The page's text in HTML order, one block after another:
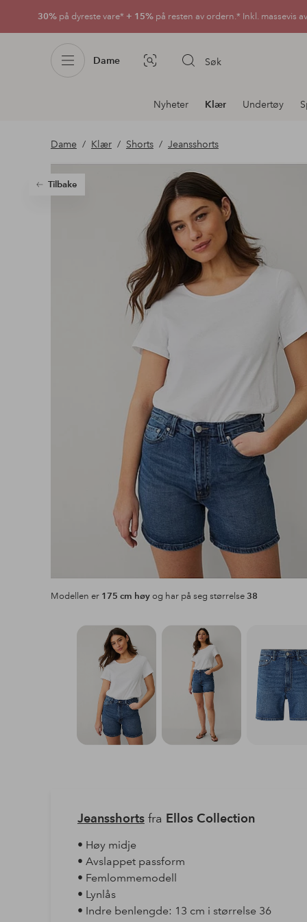
30% på dyreste vare* + 15% på resten av ordern.* Inkl. massevis
Dame Bildesøk Søk
Avdelingsnavigering
Nyheter Klær Undertøy
Dame Klær Shorts Jeansshorts
Tilbake
Modellen er 175 cm høyog har på seg størrelse38
Jeansshortsfra Ellos Collection
• Høy midje
• Avslappet passform
• Femlommemodell
• Lynlås
• Indre benlengde: 13 cm i størrelse 36